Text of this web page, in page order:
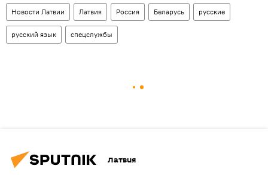
Новости Латвии Латвия Россия Беларусь русские
русский язык спецслужбы
Латвия